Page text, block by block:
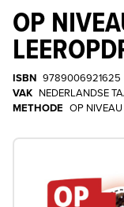
OP
ISBN 9789006921625
VAK NEDERLANDSE
METHODE OP